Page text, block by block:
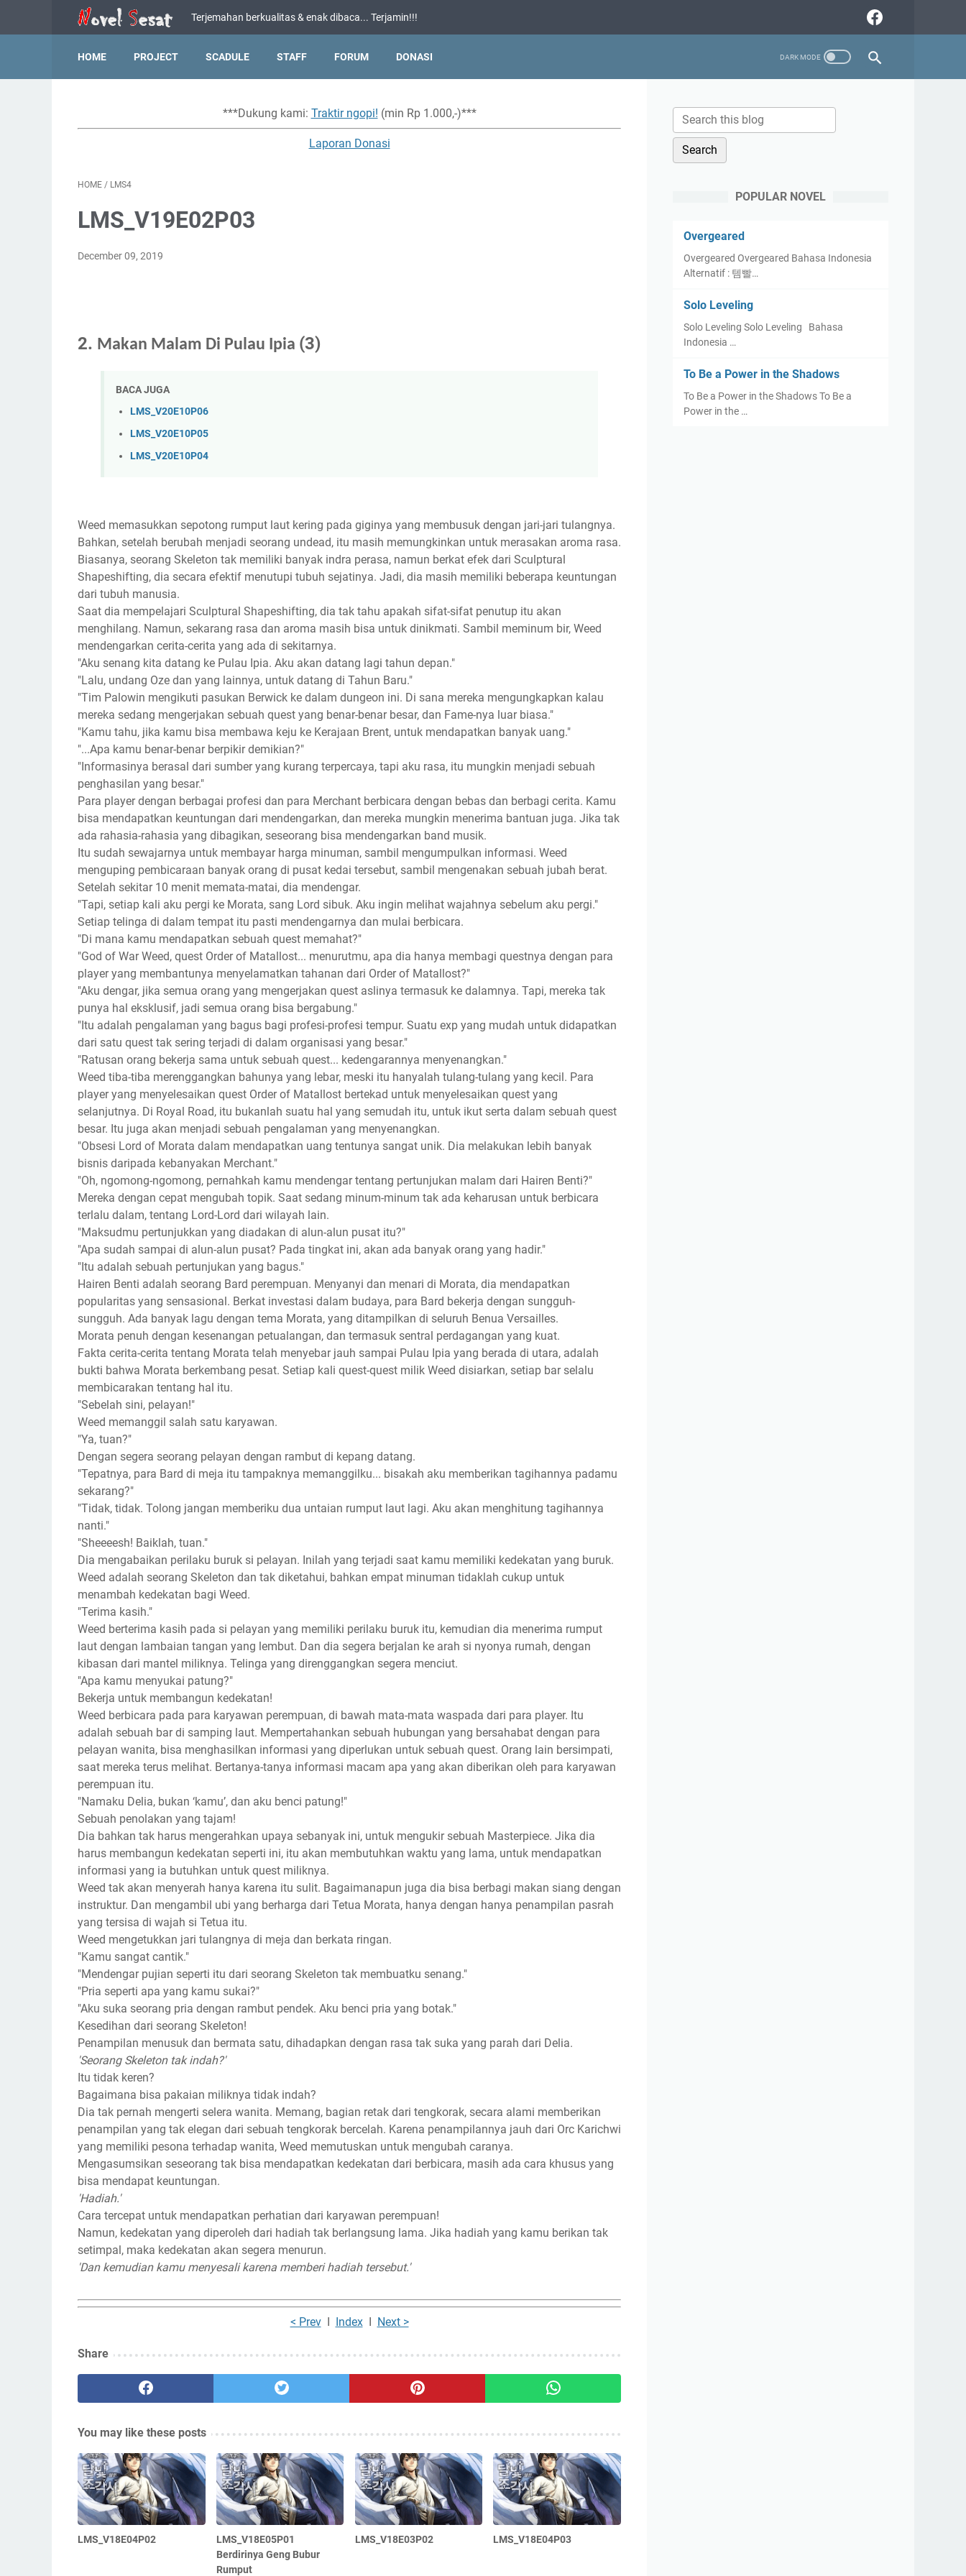
Terjemahan berkualitas & enak dibaca... Terjamin!!!
HOME PROJECT SCADULE STAFF FORUM DONASI
***Dukung kami: Traktir ngopi! (min Rp 1.000,-)***
Laporan Donasi
HOME / LMS4
LMS_V19E02P03
December 09, 2019
2. Makan Malam Di Pulau Ipia (3)
BACA JUGA
LMS_V20E10P06
LMS_V20E10P05
LMS_V20E10P04
Weed memasukkan sepotong rumput laut kering pada giginya yang membusuk dengan jari-jari tulangnya.
Bahkan, setelah berubah menjadi seorang undead, itu masih memungkinkan untuk merasakan aroma rasa.
Biasanya, seorang Skeleton tak memiliki banyak indra perasa, namun berkat efek dari Sculptural
Shapeshifting, dia secara efektif menutupi tubuh sejatinya. Jadi, dia masih memiliki beberapa keuntungan
dari tubuh manusia.
Saat dia mempelajari Sculptural Shapeshifting, dia tak tahu apakah sifat-sifat penutup itu akan
menghilang. Namun, sekarang rasa dan aroma masih bisa untuk dinikmati. Sambil meminum bir, Weed
mendengarkan cerita-cerita yang ada di sekitarnya.
"Aku senang kita datang ke Pulau Ipia. Aku akan datang lagi tahun depan."
"Lalu, undang Oze dan yang lainnya, untuk datang di Tahun Baru."
"Tim Palowin mengikuti pasukan Berwick ke dalam dungeon ini. Di sana mereka mengungkapkan kalau
mereka sedang mengerjakan sebuah quest yang benar-benar besar, dan Fame-nya luar biasa."
"Kamu tahu, jika kamu bisa membawa keju ke Kerajaan Brent, untuk mendapatkan banyak uang."
"...Apa kamu benar-benar berpikir demikian?"
"Informasinya berasal dari sumber yang kurang terpercaya, tapi aku rasa, itu mungkin menjadi sebuah
penghasilan yang besar."
Para player dengan berbagai profesi dan para Merchant berbicara dengan bebas dan berbagi cerita. Kamu
bisa mendapatkan keuntungan dari mendengarkan, dan mereka mungkin menerima bantuan juga. Jika tak
ada rahasia-rahasia yang dibagikan, seseorang bisa mendengarkan band musik.
Itu sudah sewajarnya untuk membayar harga minuman, sambil mengumpulkan informasi. Weed
menguping pembicaraan banyak orang di pusat kedai tersebut, sambil mengenakan sebuah jubah berat.
Setelah sekitar 10 menit memata-matai, dia mendengar.
"Tapi, setiap kali aku pergi ke Morata, sang Lord sibuk. Aku ingin melihat wajahnya sebelum aku pergi."
Setiap telinga di dalam tempat itu pasti mendengarnya dan mulai berbicara.
"Di mana kamu mendapatkan sebuah quest memahat?"
"God of War Weed, quest Order of Matallost... menurutmu, apa dia hanya membagi questnya dengan para
player yang membantunya menyelamatkan tahanan dari Order of Matallost?"
"Aku dengar, jika semua orang yang mengerjakan quest aslinya termasuk ke dalamnya. Tapi, mereka tak
punya hal eksklusif, jadi semua orang bisa bergabung."
"Itu adalah pengalaman yang bagus bagi profesi-profesi tempur. Suatu exp yang mudah untuk didapatkan
dari satu quest tak sering terjadi di dalam organisasi yang besar."
"Ratusan orang bekerja sama untuk sebuah quest... kedengarannya menyenangkan."
Weed tiba-tiba merenggangkan bahunya yang lebar, meski itu hanyalah tulang-tulang yang kecil. Para
player yang menyelesaikan quest Order of Matallost bertekad untuk menyelesaikan quest yang
selanjutnya. Di Royal Road, itu bukanlah suatu hal yang semudah itu, untuk ikut serta dalam sebuah quest
besar. Itu juga akan menjadi sebuah pengalaman yang menyenangkan.
"Obsesi Lord of Morata dalam mendapatkan uang tentunya sangat unik. Dia melakukan lebih banyak
bisnis daripada kebanyakan Merchant."
"Oh, ngomong-ngomong, pernahkah kamu mendengar tentang pertunjukan malam dari Hairen Benti?"
Mereka dengan cepat mengubah topik. Saat sedang minum-minum tak ada keharusan untuk berbicara
terlalu dalam, tentang Lord-Lord dari wilayah lain.
"Maksudmu pertunjukkan yang diadakan di alun-alun pusat itu?"
"Apa sudah sampai di alun-alun pusat? Pada tingkat ini, akan ada banyak orang yang hadir."
"Itu adalah sebuah pertunjukan yang bagus."
Hairen Benti adalah seorang Bard perempuan. Menyanyi dan menari di Morata, dia mendapatkan
popularitas yang sensasional. Berkat investasi dalam budaya, para Bard bekerja dengan sungguh-
sungguh. Ada banyak lagu dengan tema Morata, yang ditampilkan di seluruh Benua Versailles.
Morata penuh dengan kesenangan petualangan, dan termasuk sentral perdagangan yang kuat.
Fakta cerita-cerita tentang Morata telah menyebar jauh sampai Pulau Ipia yang berada di utara, adalah
bukti bahwa Morata berkembang pesat. Setiap kali quest-quest milik Weed disiarkan, setiap bar selalu
membicarakan tentang hal itu.
"Sebelah sini, pelayan!"
Weed memanggil salah satu karyawan.
"Ya, tuan?"
Dengan segera seorang pelayan dengan rambut di kepang datang.
"Tepatnya, para Bard di meja itu tampaknya memanggilku... bisakah aku memberikan tagihannya padamu
sekarang?"
"Tidak, tidak. Tolong jangan memberiku dua untaian rumput laut lagi. Aku akan menghitung tagihannya
nanti."
"Sheeeesh! Baiklah, tuan."
Dia mengabaikan perilaku buruk si pelayan. Inilah yang terjadi saat kamu memiliki kedekatan yang buruk.
Weed adalah seorang Skeleton dan tak diketahui, bahkan empat minuman tidaklah cukup untuk
menambah kedekatan bagi Weed.
"Terima kasih."
Weed berterima kasih pada si pelayan yang memiliki perilaku buruk itu, kemudian dia menerima rumput
laut dengan lambaian tangan yang lembut. Dan dia segera berjalan ke arah si nyonya rumah, dengan
kibasan dari mantel miliknya. Telinga yang direnggangkan segera menciut.
"Apa kamu menyukai patung?"
Bekerja untuk membangun kedekatan!
Weed berbicara pada para karyawan perempuan, di bawah mata-mata waspada dari para player. Itu
adalah sebuah bar di samping laut. Mempertahankan sebuah hubungan yang bersahabat dengan para
pelayan wanita, bisa menghasilkan informasi yang diperlukan untuk sebuah quest. Orang lain bersimpati,
saat mereka terus melihat. Bertanya-tanya informasi macam apa yang akan diberikan oleh para karyawan
perempuan itu.
"Namaku Delia, bukan ‘kamu’, dan aku benci patung!"
Sebuah penolakan yang tajam!
Dia bahkan tak harus mengerahkan upaya sebanyak ini, untuk mengukir sebuah Masterpiece. Jika dia
harus membangun kedekatan seperti ini, itu akan membutuhkan waktu yang lama, untuk mendapatkan
informasi yang ia butuhkan untuk quest miliknya.
Weed tak akan menyerah hanya karena itu sulit. Bagaimanapun juga dia bisa berbagi makan siang dengan
instruktur. Dan mengambil ubi yang berharga dari Tetua Morata, hanya dengan hanya penampilan pasrah
yang tersisa di wajah si Tetua itu.
Weed mengetukkan jari tulangnya di meja dan berkata ringan.
"Kamu sangat cantik."
"Mendengar pujian seperti itu dari seorang Skeleton tak membuatku senang."
"Pria seperti apa yang kamu sukai?"
"Aku suka seorang pria dengan rambut pendek. Aku benci pria yang botak."
Kesedihan dari seorang Skeleton!
Penampilan menusuk dan bermata satu, dihadapkan dengan rasa tak suka yang parah dari Delia.
'Seorang Skeleton tak indah?'
Itu tidak keren?
Bagaimana bisa pakaian miliknya tidak indah?
Dia tak pernah mengerti selera wanita. Memang, bagian retak dari tengkorak, secara alami memberikan
penampilan yang tak elegan dari sebuah tengkorak bercelah. Karena penampilannya jauh dari Orc Karichwi
yang memiliki pesona terhadap wanita, Weed memutuskan untuk mengubah caranya.
Mengasumsikan seseorang tak bisa mendapatkan kedekatan dari berbicara, masih ada cara khusus yang
bisa mendapat keuntungan.
'Hadiah.'
Cara tercepat untuk mendapatkan perhatian dari karyawan perempuan!
Namun, kedekatan yang diperoleh dari hadiah tak berlangsung lama. Jika hadiah yang kamu berikan tak
setimpal, maka kedekatan akan segera menurun.
'Dan kemudian kamu menyesali karena memberi hadiah tersebut.'
< PrevI IndexI Next >
Share
You may like these posts
LMS_V18E04P02
LMS_V18E05P01
Berdirinya Geng Bubur
Rumput
LMS_V18E03P02 LMS_V18E04P03
POPULAR NOVEL
Overgeared
Overgeared Overgeared Bahasa Indonesia
Alternatif : 템빨…
Solo Leveling
Solo Leveling Solo Leveling Bahasa
Indonesia …
To Be a Power in the Shadows
To Be a Power in the Shadows To Be a
Power in the …